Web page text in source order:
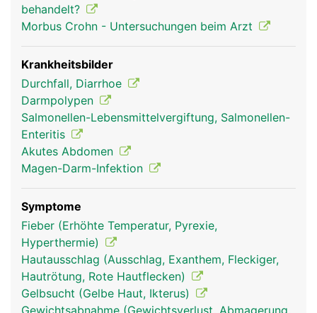
behandelt?
Morbus Crohn - Untersuchungen beim Arzt
Krankheitsbilder
Durchfall, Diarrhoe
Darmpolypen
Salmonellen-Lebensmittelvergiftung, Salmonellen-
Enteritis
Akutes Abdomen
Magen-Darm-Infektion
Symptome
Fieber (Erhöhte Temperatur, Pyrexie,
Hyperthermie)
Hautausschlag (Ausschlag, Exanthem, Fleckiger,
Hautrötung, Rote Hautflecken)
Gelbsucht (Gelbe Haut, Ikterus)
Gewichtsabnahme (Gewichtsverlust, Abmagerung,